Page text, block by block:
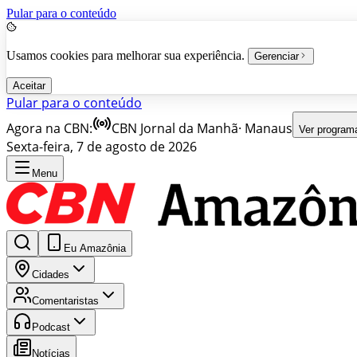
Pular para o conteúdo
Usamos cookies para melhorar sua experiência. Gerenciar
Aceitar
Pular para o conteúdo
Agora na CBN:
CBN Jornal da Manhã· Manaus Ver
Sexta-feira, 7 de agosto de 2026
Menu
Eu Amazônia
Cidades
Comentaristas
Podcast
Notícias